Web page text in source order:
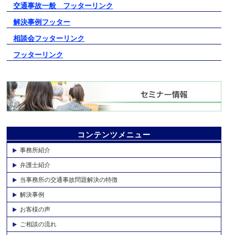
交通事故一般 フッターリンク
解決事例フッター
相談会フッターリンク
フッターリンク
コンテンツメニュー
事務所紹介
弁護士紹介
当事務所の交通事故問題解決の特徴
解決事例
お客様の声
ご相談の流れ